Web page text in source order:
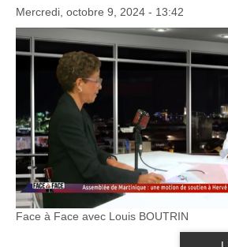
Mercredi, octobre 9, 2024 - 13:42
Face à Face avec Louis BOUTRIN